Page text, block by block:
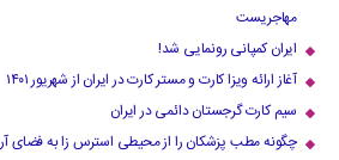
مهاجریست
ایران کمپانی رونمایی شد!
آغاز ارائه ویزا کارت و مستر کارت در ایران از شهریور ۱۴۰۱
سیم کارت گرجستان دائمی در ایران
چگونه مطب پزشکان را از محیطی استرس زا به فضای